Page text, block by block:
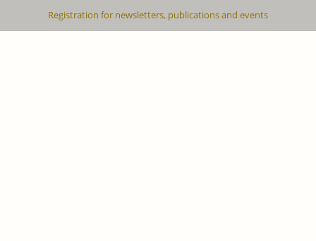
Registration for newsletters, publications and events